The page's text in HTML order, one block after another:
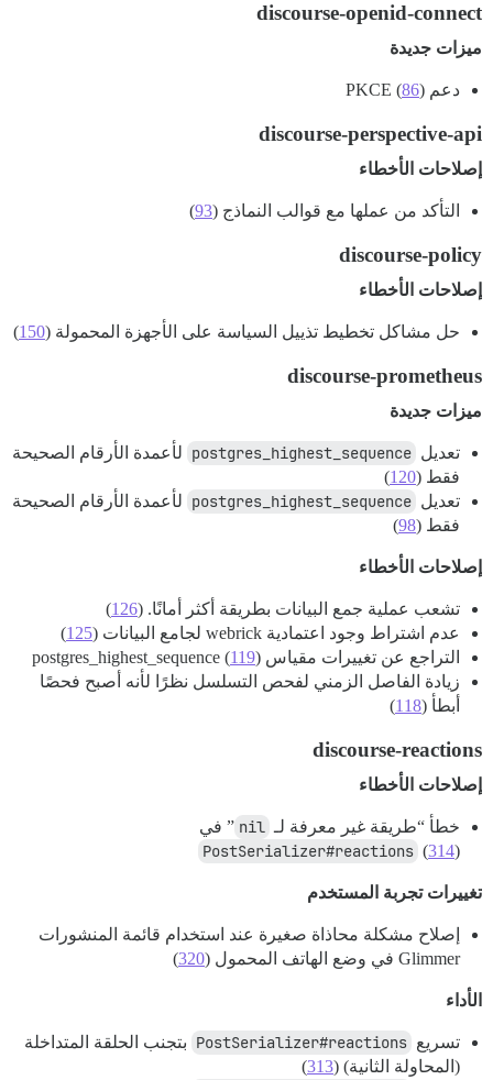
discourse-openid-connect
ميزات جديدة
دعم PKCE ( 86)
discourse-perspective-api
إصلاحات الأخطاء
التأكد من عملها مع قوالب النماذج (93
)
discourse-policy
إصلاحات الأخطاء
حل مشاكل تخطيط تذييل السياسة على الأجهزة المحمولة (150
)
discourse-prometheus
ميزات جديدة
تعديل postgres_highest_sequence لأعمدة الأرقام الصحيحة
فقط (120
)
تعديل postgres_highest_sequence لأعمدة الأرقام الصحيحة
فقط (98
)
إصلاحات الأخطاء
تشعب عملية جمع البيانات بطريقة أكثر أمانًا. (126
)
عدم اشتراط وجود اعتمادية webrick لجامع البيانات (
125
)
التراجع عن تغييرات مقياس postgres_highest_sequence ( 119)
زيادة الفاصل الزمني لفحص التسلسل نظرًا لأنه أصبح فحصًا
أبطأ (118
)
discourse-reactions
إصلاحات الأخطاء
خطأ “طريقة غير معرفة لـ nil ” في
PostSerializer#reactions (314)
تغييرات تجربة المستخدم
إصلاح مشكلة محاذاة صغيرة عند استخدام قائمة المنشورات
Glimmer في وضع الهاتف المحمول (
320
)
الأداء
تسريع PostSerializer#reactions بتجنب الحلقة المتداخلة
(المحاولة الثانية) (313
)